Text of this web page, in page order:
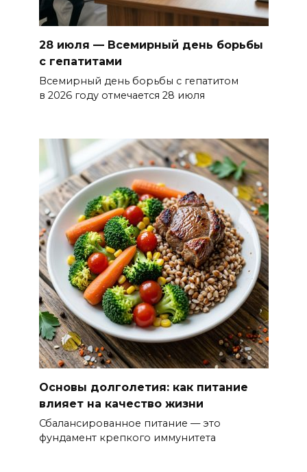
28 июля — Всемирный день борьбы
с гепатитами
Всемирный день борьбы с гепатитом
в 2026 году отмечается 28 июля
Основы долголетия: как питание
влияет на качество жизни
Сбалансированное питание — это
фундамент крепкого иммунитета